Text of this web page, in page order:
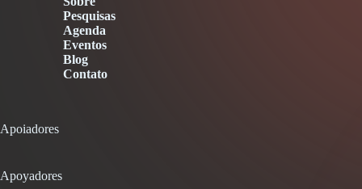
Pesquisas
Agenda
Eventos
Blog
Contato
Apoiadores
Apoyadores